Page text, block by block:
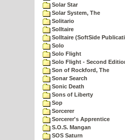
Solar Star
Solar System, The
Solitario
Solltaire
Solltaire (SoftSide
Solo
Solo Flight
Solo Flight - Second
Son of Rockford, The
Sonar Search
Sonic Death
Sons of Liberty
Sop
Sorcerer
Sorcerer's Apprentice
S.O.S. Mangan
SOS Saturn